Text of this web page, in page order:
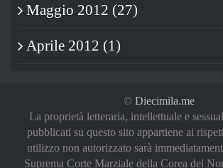
Maggio 2012 (27)
Aprile 2012 (1)
© Diecimila.me
La proprietà letteraria, intellettuale e
pubblicati su questo sito appartiene ai
utilizzo non autorizzato sarà
Suprema Corte Marziale della Corea del